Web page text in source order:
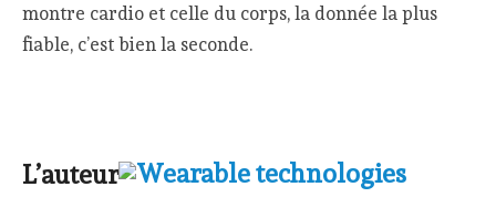
montre cardio et celle du corps, la donnée la plus
fiable, c’est bien la seconde.
L’auteur